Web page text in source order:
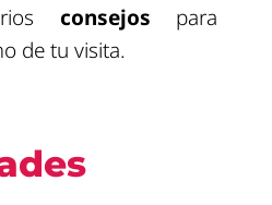
consejos para
de tu visita.